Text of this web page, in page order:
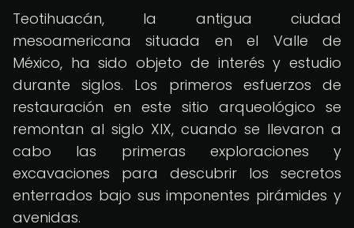
Teotihuacán, la antigua ciudad
mesoamericana situada en el Valle de
México, ha sido objeto de interés y estudio
durante siglos. Los primeros esfuerzos de
restauración en este sitio arqueológico se
remontan al siglo XIX, cuando se llevaron a
cabo las primeras exploraciones y
excavaciones para descubrir los secretos
enterrados bajo sus imponentes pirámides y
avenidas.